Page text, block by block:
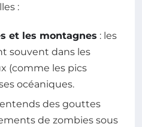
:
et les montagnes : les
souvent dans les
(comme les pics
océaniques.
des gouttes
de zombies sous